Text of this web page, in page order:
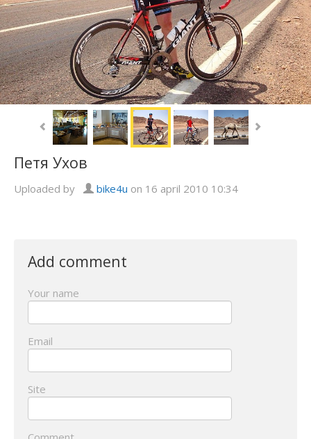
Петя Ухов
Uploaded by bike4u on 16 april 2010 10:34
Add comment
Your name
Email
Site